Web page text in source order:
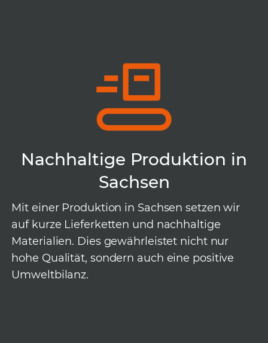
Nachhaltige Produktion in
Sachsen
Mit einer Produktion in Sachsen setzen wir
auf kurze Lieferketten und nachhaltige
Materialien. Dies gewährleistet nicht nur
hohe Qualität, sondern auch eine positive
Umweltbilanz.